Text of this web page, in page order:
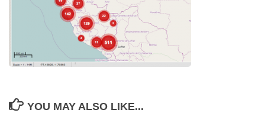
YOU MAY ALSO LIKE...